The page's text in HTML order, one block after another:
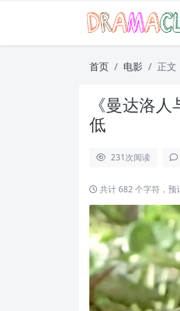
首页 电影 正文
《曼达洛
低
231次阅读
共计 682 个字符，预